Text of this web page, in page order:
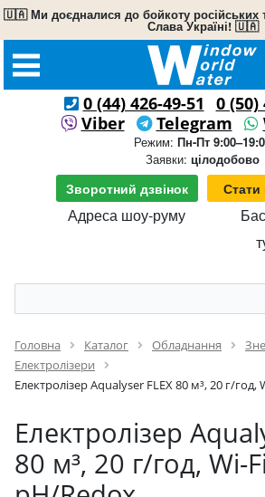
🇺🇦 Ми доєдналися до бойкоту російських
Слава Україні! 🇺🇦
0 (44) 426-49-51
0 (50)
Viber
Telegram
Режим: Пн-Пт
Заявки: цілодобово
Зворотний дзвінок Стати
Адреса шоу-руму
Головна Каталог Обладнання
Електролізери
Електролізер Aqualyser FLEX 80 м³, 20 г/год,
Електролізер
80 м³, 20 г/год, Wi-